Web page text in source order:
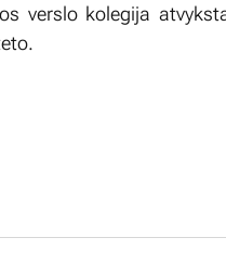
verslo kolegija